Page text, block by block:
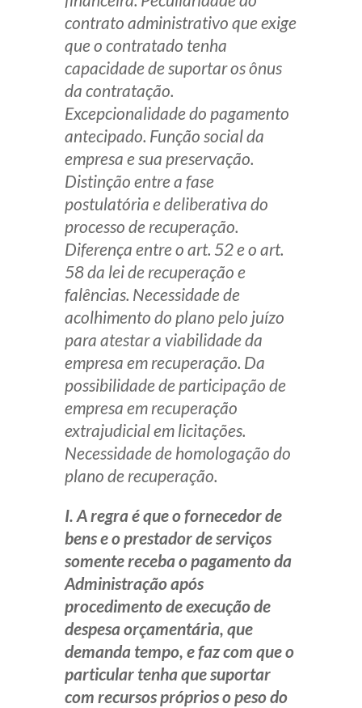
contrato administrativo que exige
que o contratado tenha
capacidade de suportar os ônus
da contratação.
Excepcionalidade do pagamento
antecipado. Função social da
empresa e sua preservação.
Distinção entre a fase
postulatória e deliberativa do
processo de recuperação.
Diferença entre o art. 52 e o art.
58 da lei de recuperação e
falências. Necessidade de
acolhimento do plano pelo juízo
para atestar a viabilidade da
empresa em recuperação. Da
possibilidade de participação de
empresa em recuperação
extrajudicial em licitações.
Necessidade de homologação do
plano de recuperação.
I. A regra é que o fornecedor de
bens e o prestador de serviços
somente receba o pagamento da
Administração após
procedimento de execução de
despesa orçamentária, que
demanda tempo, e faz com que o
particular tenha que suportar
com recursos próprios o peso do